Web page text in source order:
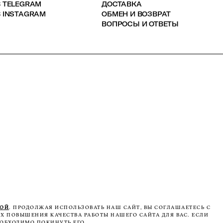
ДОСТАВКА
ОБМЕН И ВОЗВРАТ
ВОПРОСЫ И ОТВЕТЫ
. ПРОДОЛЖАЯ ИСПОЛЬЗОВАТЬ НАШ САЙТ, ВЫ СОГЛАШАЕТЕСЬ С
КАЧЕСТВА РАБОТЫ НАШЕГО САЙТА ДЛЯ ВАС. ЕСЛИ